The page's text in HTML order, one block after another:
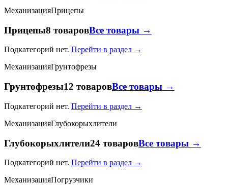
МеханизацияПрицепы
Прицепы8 товаровВсе товары →
Подкатегорий нет. Перейти в раздел →
МеханизацияГрунтофрезы
Грунтофрезы12 товаровВсе товары →
Подкатегорий нет. Перейти в раздел →
МеханизацияГлубокорыхлители
Глубокорыхлители24 товаровВсе товары →
Подкатегорий нет. Перейти в раздел →
МеханизацияПогрузчики